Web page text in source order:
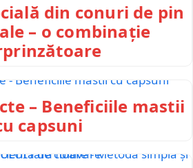
din conuri de pin
– o combinație
– Beneficiile mastii
capsuni